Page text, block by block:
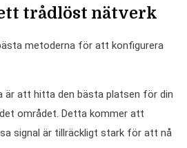
trådlöst nätverk
metoderna för att konfigurera
är att hitta den bästa platsen för din
området. Detta kommer att
signal är tillräckligt stark för att nå